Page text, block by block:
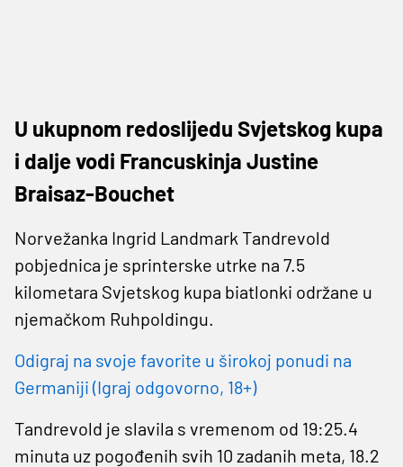
U ukupnom redoslijedu Svjetskog kupa
i dalje vodi Francuskinja Justine
Braisaz-Bouchet
Norvežanka Ingrid Landmark Tandrevold
pobjednica je sprinterske utrke na 7.5
kilometara Svjetskog kupa biatlonki održane u
njemačkom Ruhpoldingu.
Odigraj na svoje favorite u širokoj ponudi na
Germaniji (Igraj odgovorno, 18+)
Tandrevold je slavila s vremenom od 19:25.4
minuta uz pogođenih svih 10 zadanih meta, 18.2